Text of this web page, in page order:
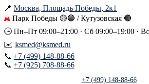
📍 Москва, Площадь Победы, 2к1
Парк Победы 🟡🔵 / Кутузовская 🔴
🕒 Пн–Пт 09:00–21:00 · Сб 09:00–19:00 ·
✉️ ksmed@ksmed.ru
📞 +7 (499) 148-88-66
📞 +7 (925) 708-88-66
+7 (499) 148-88-66